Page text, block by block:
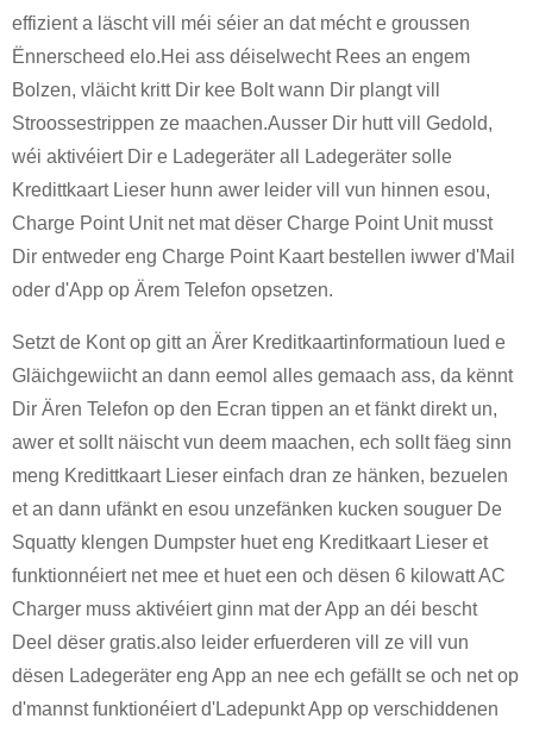
effizient a läscht vill méi séier an dat mécht e groussen
Ënnerscheed elo.Hei ass déiselwecht Rees an engem
Bolzen, vläicht kritt Dir kee Bolt wann Dir plangt vill
Stroossestrippen ze maachen.Ausser Dir hutt vill Gedold,
wéi aktivéiert Dir e Ladegeräter all Ladegeräter solle
Kredittkaart Lieser hunn awer leider vill vun hinnen esou,
Charge Point Unit net mat dëser Charge Point Unit musst
Dir entweder eng Charge Point Kaart bestellen iwwer d'Mail
oder d'App op Ärem Telefon opsetzen.
Setzt de Kont op gitt an Ärer Kreditkaartinformatioun lued e
Gläichgewiicht an dann eemol alles gemaach ass, da kënnt
Dir Ären Telefon op den Ecran tippen an et fänkt direkt un,
awer et sollt näischt vun deem maachen, ech sollt fäeg sinn
meng Kredittkaart Lieser einfach dran ze hänken, bezuelen
et an dann ufänkt en esou unzefänken kucken souguer De
Squatty klengen Dumpster huet eng Kreditkaart Lieser et
funktionnéiert net mee et huet een och dësen 6 kilowatt AC
Charger muss aktivéiert ginn mat der App an déi bescht
Deel dëser gratis.also leider erfuerderen vill ze vill vun
dësen Ladegeräter eng App an nee ech gefällt se och net op
d'mannst funktionéiert d'Ladepunkt App op verschiddenen